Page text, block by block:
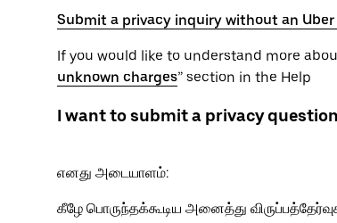
Submit a privacy inquiry without an
If you would like to understand more
unknown charges” section in the Help
I want to submit a privacy
எனது அடையாளம்:
கீழே பொருந்தக்கூடிய அனைத்து